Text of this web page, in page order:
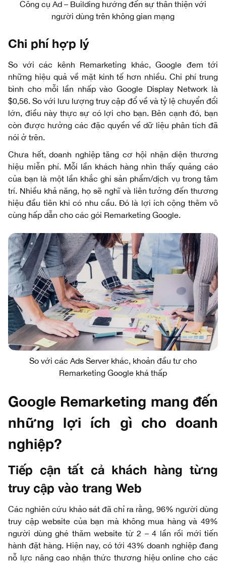
Công cụ Ad – Building hướng đến sự thân thiện với
người dùng trên không gian mạng
Chi phí hợp lý
So với các kênh Remarketing khác, Google đem tới
những hiệu quả về mặt kinh tế hơn nhiều. Chi phí trung
bình cho mỗi lần nhấp vào Google Display Network là
$0,56. So với lưu lượng truy cập đổ về và tỷ lệ chuyển đổi
lớn, điều này thực sự có lợi cho bạn. Bên cạnh đó, bạn
còn được hưởng các đặc quyền về dữ liệu phân tích đã
nói ở trên.
Chưa hết, doanh nghiệp tăng cơ hội nhận diện thương
hiệu miễn phí. Mỗi lần khách hàng nhìn thấy quảng cáo
của bạn là một lần khắc ghi sản phẩm/dịch vụ trong tâm
trí. Nhiều khả năng, họ sẽ nghĩ và liên tưởng đến thương
hiệu đầu tiên khi có nhu cầu. Đó là lợi ích cộng thêm vô
cùng hấp dẫn cho các gói Remarketing Google.
So với các Ads Server khác, khoản đầu tư cho
Remarketing Google khá thấp
Google Remarketing mang đến
những lợi ích gì cho doanh
nghiệp?
Tiếp cận tất cả khách hàng từng
truy cập vào trang Web
Các nghiên cứu khảo sát đã chỉ ra rằng, 96% người dùng
truy cập website của bạn mà không mua hàng và 49%
người dùng ghé thăm website từ 2 – 4 lần rồi mới tiến
hành đặt hàng. Hiện nay, có tới 43% doanh nghiệp đang
nỗ lực nâng cao nhận thức thương hiệu online cho các